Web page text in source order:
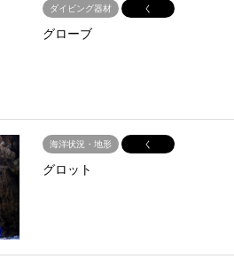
ダイビング器材 く
グローブ
海洋状況・地形 く
グロット